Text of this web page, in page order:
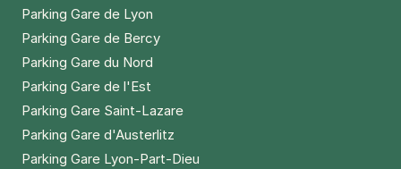
5 €/heure,40 €/jour,128 €/semaine
Réserver
+ Abonnements disponibles
Paris - La Motte-Picquet Grenelle -
Citadines
Parking Gare de Lyon
Parking Gare de Bercy
Parking Gare du Nord
Parking Gare de l'Est
Parking Gare Saint-Lazare
Parking Gare d'Austerlitz
Parking Gare Lyon-Part-Dieu